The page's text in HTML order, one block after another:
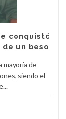
conquistó
un beso
mayoría de
siendo el